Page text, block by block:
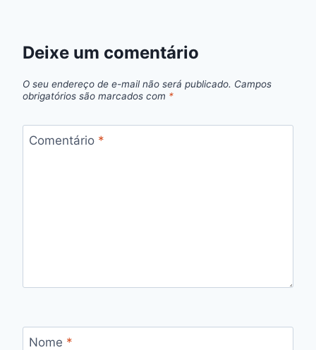
Deixe um comentário
O seu endereço de e-mail não será publicado. Campos
obrigatórios são marcados com *
Comentário *
Nome *